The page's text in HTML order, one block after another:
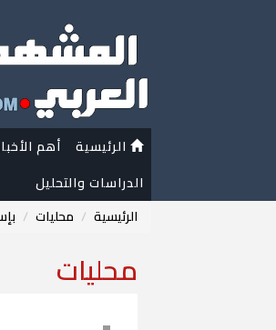
الرئيسية أهم
الدراسات والتحليل
الرئيسية
محليات
محليات